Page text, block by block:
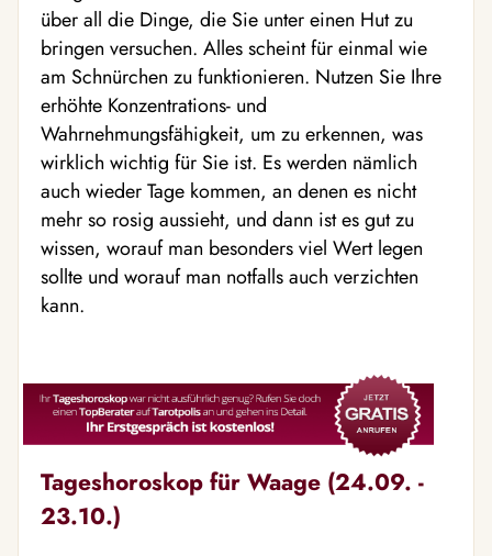
über all die Dinge, die Sie unter einen Hut zu
bringen versuchen. Alles scheint für einmal wie
am Schnürchen zu funktionieren. Nutzen Sie Ihre
erhöhte Konzentrations- und
Wahrnehmungsfähigkeit, um zu erkennen, was
wirklich wichtig für Sie ist. Es werden nämlich
auch wieder Tage kommen, an denen es nicht
mehr so rosig aussieht, und dann ist es gut zu
wissen, worauf man besonders viel Wert legen
sollte und worauf man notfalls auch verzichten
kann.
Tageshoroskop für Waage (24.09. -
23.10.)